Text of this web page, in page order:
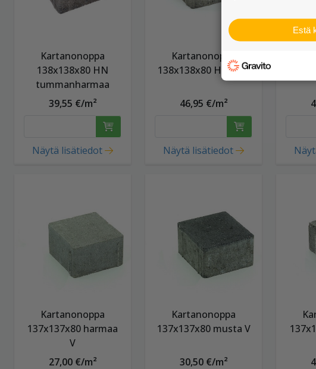
Kartanonoppa
138x138x80 HN
tummanharmaa
39,55 €/m²
Näytä lisätiedot
Kartanonoppa
138x138x80 HP kulo
46,95 €/m²
Näytä lisätiedot
Kartanonoppa
137x137x80 harmaa
V
27,00 €/m²
Kartanonoppa
137x137x80 musta V
30,50 €/m²
Estä